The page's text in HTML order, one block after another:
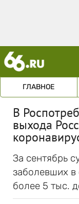
ГЛАВНОЕ
В
выхода
За сентябрь
заболевших в
более 5 тыс.